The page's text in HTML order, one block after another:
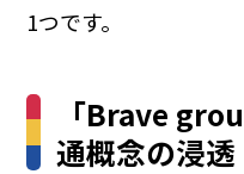
1つです。
「Brave
通概念の浸透